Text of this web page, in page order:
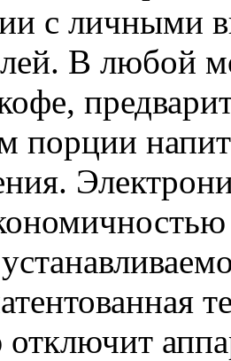
с личными
В любой
порции